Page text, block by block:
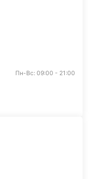
Пн-Вс: 09:00 - 21:00